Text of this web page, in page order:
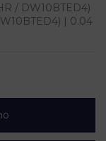
/ DW10BTED4)
| 0.04